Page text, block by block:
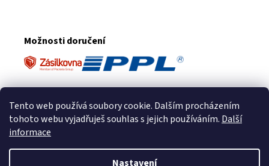
Tento web používá soubory cookie. Dalším procházením
tohoto webu vyjadřuješ souhlas s jejich používáním. Další
informace
Nastavení
Možnosti doručení